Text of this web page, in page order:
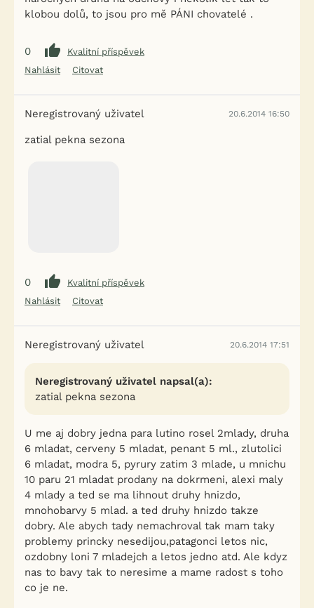
klobou dolů, to jsou pro mě PÁNI chovatelé .
0
Kvalitní příspěvek
Nahlásit
Citovat
Neregistrovaný uživatel 20.6.2014 16:50
zatial pekna sezona
0
Kvalitní příspěvek
Nahlásit
Citovat
Neregistrovaný uživatel 20.6.2014 17:51
Neregistrovaný uživatel napsal(a):
zatial pekna sezona
U me aj dobry jedna para lutino rosel 2mlady, druha
6 mladat, cerveny 5 mladat, penant 5 ml., zlutolici
6 mladat, modra 5, pyrury zatim 3 mlade, u mnichu
10 paru 21 mladat prodany na dokrmeni, alexi maly
4 mlady a ted se ma lihnout druhy hnizdo,
mnohobarvy 5 mlad. a ted druhy hnizdo takze
dobry. Ale abych tady nemachroval tak mam taky
problemy princky nesedijou,patagonci letos nic,
ozdobny loni 7 mladejch a letos jedno atd. Ale kdyz
nas to bavy tak to neresime a mame radost s toho
co je ne.